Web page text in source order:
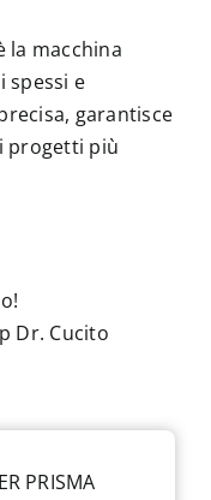
la macchina
spessi e
garantisce
progetti più
Dr. Cucito
PRISMA